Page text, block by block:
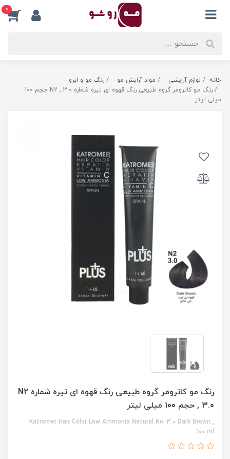
0
خانه لوازم آرایشی مواد آرایش مو
رنگ مو و ابرو
رنگ مو کاترومر گروه طبیعی رنگ قهوه ای تیره شماره N2 , 3.0 حجم 100
میلی لیتر
رنگ مو کاترومر گروه طبیعی رنگ قهوه ای تیره شماره N2
, 3.0 حجم 100 میلی لیتر
Katromer Hair Color Low Ammonia Natural No. 3.0 Dark Brown ,
100 ml